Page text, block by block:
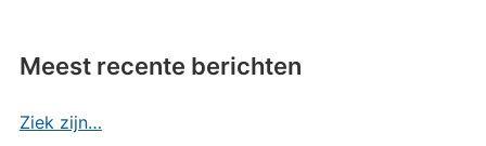
Meest recente berichten
Ziek zijn…